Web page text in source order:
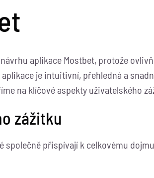
aplikace Mostbet, protože
je intuitivní, přehledná a
na klíčové aspekty uživatelského
zážitku
společně přispívají k celkovému